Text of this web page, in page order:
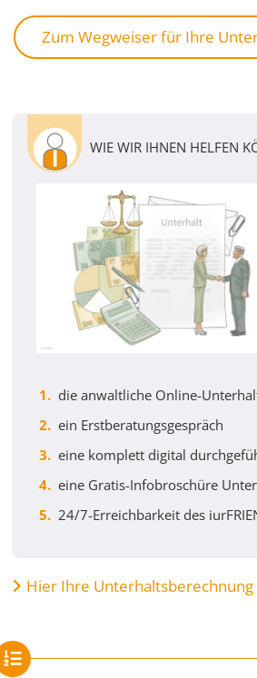
Zum Wegweiser für Ihre
WIE WIR IHNEN HELFEN
die anwaltliche Online-
ein Erstberatungsgespräch
eine komplett digital
eine Gratis-Infobroschüre
24/7-Erreichbarkeit des
Hier Ihre